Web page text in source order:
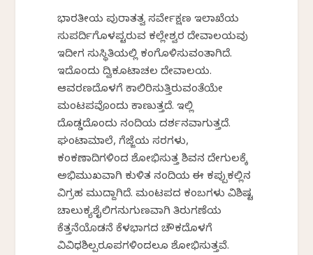
ಭಾರತೀಯ ಪುರಾತತ್ವ ಸರ್ವೇಕ್ಷಣ ಇಲಾಖೆಯ
ಸುಪರ್ದಿಗೊಳಪಟ್ಟಿರುವ ಕಲ್ಲೇಶ್ವರ ದೇವಾಲಯವು
ಇದೀಗ ಸುಸ್ಥಿತಿಯಲ್ಲಿ ಕಂಗೊಳಿಸುವಂತಾಗಿದೆ.
ಇದೊಂದು ದ್ವಿಕೂಟಾಚಲ ದೇವಾಲಯ.
ಆವರಣದೊಳಗೆ ಕಾಲಿರಿಸುತ್ತಿರುವಂತೆಯೇ
ಮಂಟಪವೊಂದು ಕಾಣುತ್ತದೆ. ಇಲ್ಲಿ
ದೊಡ್ಡದೊಂದು ನಂದಿಯ ದರ್ಶನವಾಗುತ್ತದೆ.
ಘಂಟಾಮಾಲೆ, ಗೆಜ್ಜೆಯ ಸರಗಳು,
ಕಂಕಣಾದಿಗಳಿಂದ ಶೋಭಿಸುತ್ತ ಶಿವನ ದೇಗುಲಕ್ಕೆ
ಅಭಿಮುಖವಾಗಿ ಕುಳಿತ ನಂದಿಯ ಈ ಕಪ್ಪುಕಲ್ಲಿನ
ವಿಗ್ರಹ ಮುದ್ದಾಗಿದೆ. ಮಂಟಪದ ಕಂಬಗಳು ವಿಶಿಷ್ಟ
ಚಾಲುಕ್ಯಶೈಲಿಗನುಗುಣವಾಗಿ ತಿರುಗಣೆಯ
ಕೆತ್ತನೆಯೊಡನೆ ಕೆಳಭಾಗದ ಚೌಕದೊಳಗೆ
ವಿವಿಧಶಿಲ್ಪರೂಪಗಳಿಂದಲೂ ಶೋಭಿಸುತ್ತವೆ.